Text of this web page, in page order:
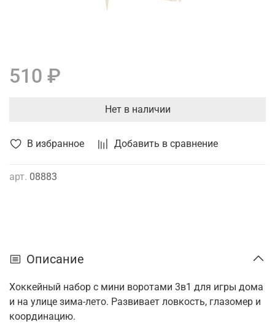
В избранное Добавить в сравнение
арт. 08883
510 ₽
Нет в наличии
Описание
Хоккейный набор с мини воротами 3в1 для игры дома
и на улице зима-лето. Развивает ловкость, глазомер и
координацию.